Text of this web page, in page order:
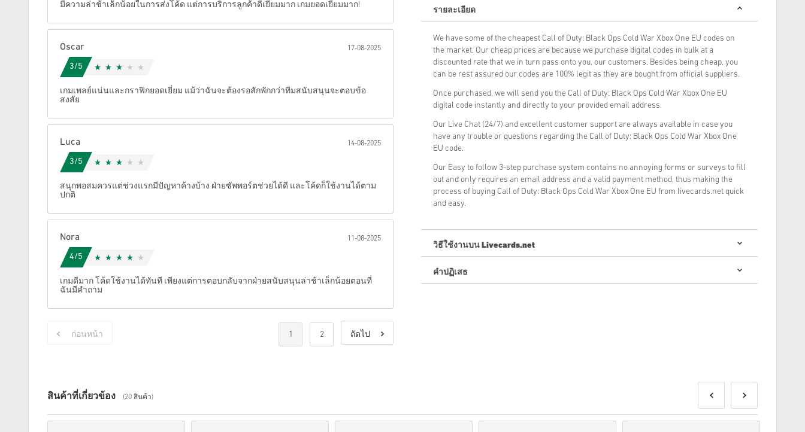
มีความล่าช้าเล็กน้อยในการส่งโค้ด แต่การบริการลูกค้าดีเยี่ยมมาก เกมยอดเยี่ยมมาก!
Oscar 17-08-2025
3/5
เกมเพลย์แน่นและกราฟิกยอดเยี่ยม แม้ว่าฉันจะต้องรอสักพักกว่าทีมสนับสนุนจะตอบข้อ
สงสัย
Luca 14-08-2025
3/5
สนุกพอสมควรแต่ช่วงแรกมีปัญหาค้างบ้าง ฝ่ายซัพพอร์ตช่วยได้ดี และโค้ดก็ใช้งานได้ตาม
ปกติ
Nora 11-08-2025
4/5
เกมดีมาก โค้ดใช้งานได้ทันที เพียงแต่การตอบกลับจากฝ่ายสนับสนุนล่าช้าเล็กน้อยตอนที่
ฉันมีคำถาม
ก่อนหน้า 1 2 ถัดไป
รายละเอียด
We have some of the cheapest Call of Duty: Black Ops Cold War Xbox One EU codes on
the market. Our cheap prices are because we purchase digital codes in bulk at a
discounted rate that we in turn pass onto you, our customers. Besides being cheap, you
can be rest assured our codes are 100% legit as they are bought from official suppliers.
Once purchased, we will send you the Call of Duty: Black Ops Cold War Xbox One EU
digital code instantly and directly to your provided email address.
Our Live Chat (24/7) and excellent customer support are always available in case you
have any trouble or questions regarding the Call of Duty: Black Ops Cold War Xbox One
EU code.
Our Easy to follow 3-step purchase system contains no annoying forms or surveys to fill
out and only requires an email address and a valid payment method, thus making the
process of buying Call of Duty: Black Ops Cold War Xbox One EU from livecards.net quick
and easy.
วิธีใช้งานบน Livecards.net
ใหม่กับ Livecards.net ใช่ไหม? การซื้อโค้ดดิจิทัลนั้นรวดเร็วและง่ายมาก:
คำปฏิเสธ
โค้ดที่ดาวน์โหลดได้เหล่านี้ผลิตโดยผู้พัฒนาเกมดังนั้นจึงเป็นโค้ดต้นฉบับ.
เนื้อหาที่ดาวน์โหลดได้หรือผลิตภัณฑ์ DLC - คุณต้องมีเกมต้นฉบับจึงจะเล่น
ส่วนDLCได้.
สินค้าที่เกี่ยวข้อง (20 สินค้า)